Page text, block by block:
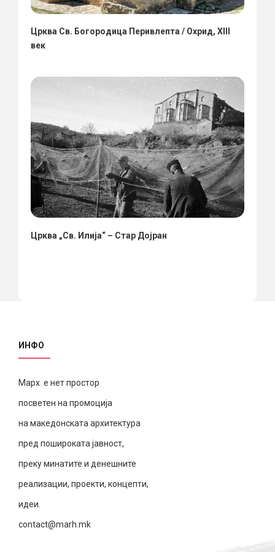
Црква Св. Богородица Перивлепта / Охрид, XIII
век
Црква „Св. Илија“ – Стар Дојран
ИНФО
Марх е нет простор
посветен на промоција
на македонската архитектура
пред пошироката јавност,
преку минатите и денешните
реализации, проекти, концепти,
идеи.
contact@marh.mk